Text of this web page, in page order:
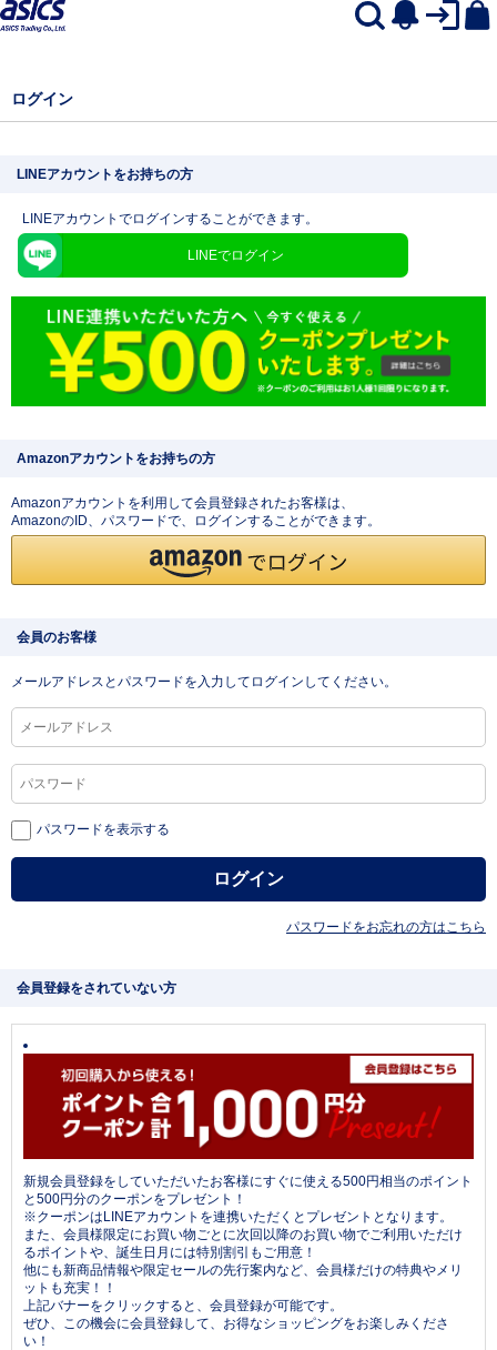
ログイン
LINEアカウントをお持ちの方
LINEアカウントでログインすることができます。
LINEでログイン
Amazonアカウントをお持ちの方
Amazonアカウントを利用して会員登録されたお客様は、
AmazonのID、パスワードで、ログインすることができます。
会員のお客様
メールアドレスとパスワードを入力してログインしてください。
パスワードを表示する
パスワードをお忘れの方はこちら
会員登録をされていない方
新規会員登録をしていただいたお客様にすぐに使える500円相当のポイント
と500円分のクーポンをプレゼント！
※クーポンはLINEアカウントを連携いただくとプレゼントとなります。
また、会員様限定にお買い物ごとに次回以降のお買い物でご利用いただけ
るポイントや、誕生日月には特別割引もご用意！
他にも新商品情報や限定セールの先行案内など、会員様だけの特典やメリ
ットも充実！！
上記バナーをクリックすると、会員登録が可能です。
ぜひ、この機会に会員登録して、お得なショッピングをお楽しみくださ
い！